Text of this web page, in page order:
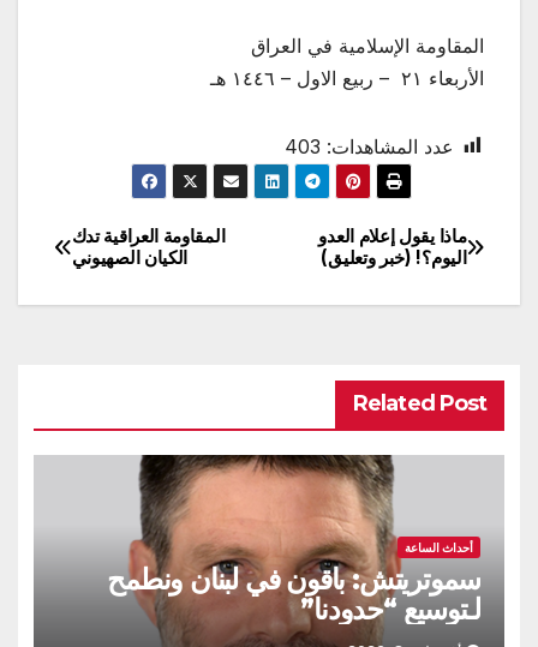
المقاومة الإسلامية في العراق
الأربعاء ٢١ – ربيع الاول – ١٤٤٦ هـ
عدد المشاهدات: 403
تصفّح
المقالات
المقاومة العراقية تدك
الكيان الصهيوني
ماذا يقول إعلام العدو
اليوم؟! (خبر وتعليق)
Related Post
أحداث الساعة
سموتريتش: باقون في لبنان ونطمح
لـتوسيع “حدودنا”